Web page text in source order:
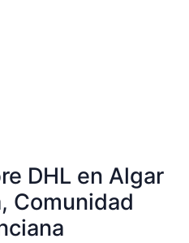
DHL en Algar
Comunidad